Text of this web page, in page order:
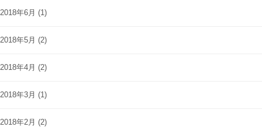
2018年6月 (1)
2018年5月 (2)
2018年4月 (2)
2018年3月 (1)
2018年2月 (2)